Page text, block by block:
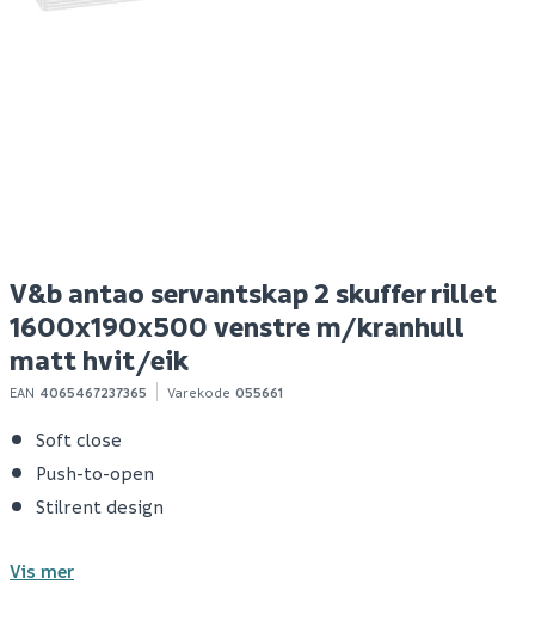
V&b antao servantskap 2 skuffer rillet
1600x190x500 venstre m/kranhull
matt hvit/eik
EAN 4065467237365 Varekode 055661
Soft close
Push-to-open
Stilrent design
Vis mer